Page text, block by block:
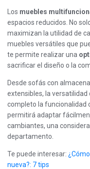
Los muebles
espacios reducidos. No
maximizan la utilidad de
muebles versátiles que
te permite realizar una
sacrificar el diseño o la
Desde sofás con
extensibles, la
completo la funcionalidad
permitirá adaptar
cambiantes, una
departamento.
Te puede interesar:
nueva?: 7 tips